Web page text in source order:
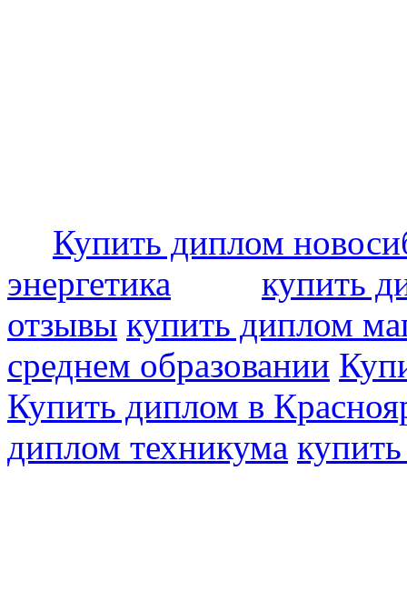
Купить диплом
энергетика
купить
отзывы купить диплом
среднем образовании
Купить диплом в
диплом техникума